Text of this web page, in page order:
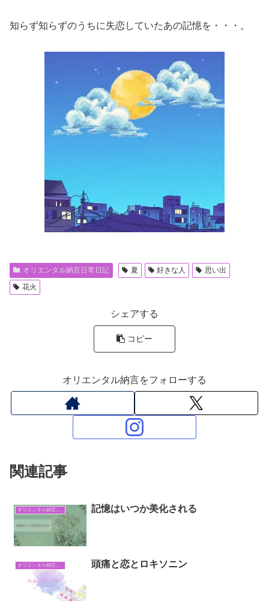
知らず知らずのうちに失恋していたあの記憶を・・・。
オリエンタル納言日常日記 夏 好きな人
思い出
花火
シェアする
コピー
オリエンタル納言をフォローする
関連記事
オリエンタル納言日常日記 記憶はいつか美化される
オリエンタル納言日常日記 頭痛と恋とロキソニン